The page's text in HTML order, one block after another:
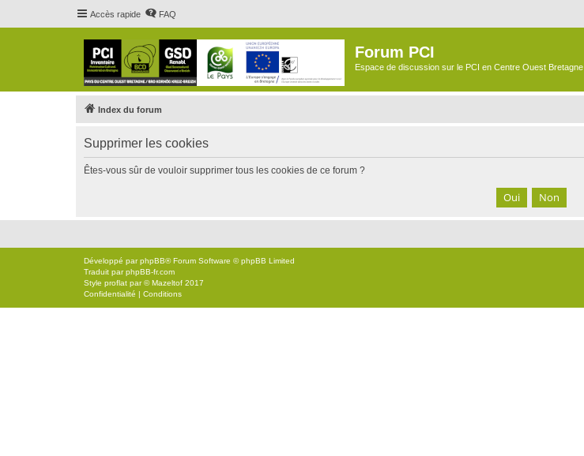
Accès rapide FAQ
Forum PCI
Espace de discussion sur le PCI en Centre Ouest Bretagne
Index du forum
Supprimer les cookies
Êtes-vous sûr de vouloir supprimer tous les cookies de ce forum ?
Développé parphpBB® Forum Software © phpBB Limited
Traduit parphpBB-fr.com
Style proflat par ©Mazeltof 2017
Confidentialité | Conditions